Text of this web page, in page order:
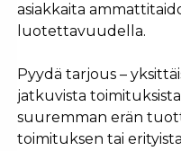
asiakkaita
luotettavuudella.
Pyydä tarjous –
jatkuvista
suuremman erän
toimituksen tai